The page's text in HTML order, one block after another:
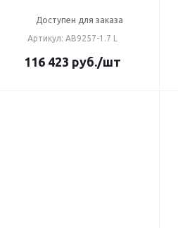
Доступен для заказа
Артикул: AB9257-1.7 L
116 423 руб./шт